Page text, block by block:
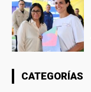
CATEGORÍAS